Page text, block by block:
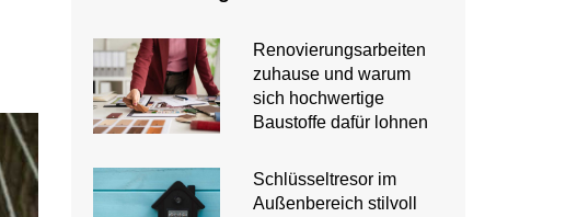
Renovierungsarbeiten
zuhause und warum
sich hochwertige
Baustoffe dafür lohnen
Schlüsseltresor im
Außenbereich stilvoll